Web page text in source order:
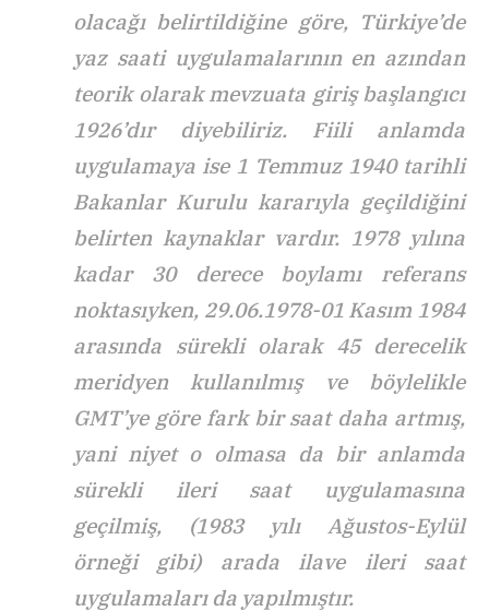
olacağı belirtildiğine göre, Türkiye’de
yaz saati uygulamalarının en azından
teorik olarak mevzuata giriş başlangıcı
1926’dır diyebiliriz. Fiili anlamda
uygulamaya ise 1 Temmuz 1940 tarihli
Bakanlar Kurulu kararıyla geçildiğini
belirten kaynaklar vardır. 1978 yılına
kadar 30 derece boylamı referans
noktasıyken, 29.06.1978-01 Kasım 1984
arasında sürekli olarak 45 derecelik
meridyen kullanılmış ve böylelikle
GMT’ye göre fark bir saat daha artmış,
yani niyet o olmasa da bir anlamda
sürekli ileri saat uygulamasına
geçilmiş, (1983 yılı Ağustos-Eylül
örneği gibi) arada ilave ileri saat
uygulamaları da yapılmıştır.